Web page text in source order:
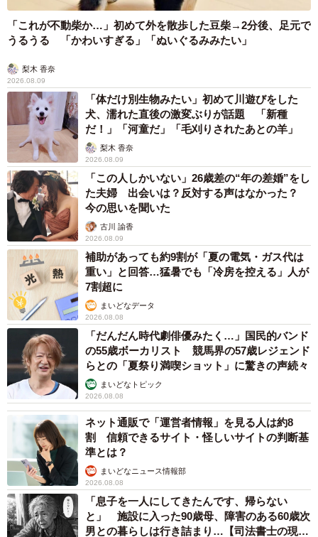
5/8
高校生の頃に描いた漫画
「コマ割りも絵柄も内容も薄っぺらく、プロを目指してい
たとは思えない作品でしたが、その未熟な漫画が“生きる
道”へ戻してくれたんです」
もう一度、漫画を描きたい。そう感じ、独学で漫画を勉
強。2年前からSNSなどで自作漫画を配信し始めた。
漫画の舞台を“あの世”にしている深いワケとは？
病院で働く中で多くの患者と関わり、命の尊さを痛感して
きたとらじろうさん。現実世界で亡くなった方が助かった
り、死後に元気にしていたりする姿を描きたいという思い
から、作品の舞台は、“あの世”だ。
例えば、『夏になったらやってくる！死神のクワガタのお
兄ちゃん』は拡張型心筋症という大病を患う男の子が主人
公。外に出ることなく、静かに旅立とうとしていた男の子
がクワガタを持った死神との出会いを機に命が救われ、人
生を謳歌するというストーリーだ。
「これが不動柴か…」初めて外を散歩した豆柴→2分後、足元で
うるうる 「かわいすぎる」「ぬいぐるみみたい」
梨木 香奈
2026.08.09
「体だけ別生物みたい」初めて川遊びをした
犬、濡れた直後の激変ぶりが話題 「新種
だ！」「河童だ」「毛刈りされたあとの羊」
梨木 香奈
2026.08.09
「この人しかいない」26歳差の“年の差婚”をし
た夫婦 出会いは？反対する声はなかった？
今の思いを聞いた
古川 諭香
2026.08.09
補助があっても約9割が「夏の電気・ガス代は
重い」と回答…猛暑でも「冷房を控える」人が
7割超に
まいどなデータ
2026.08.08
「だんだん時代劇俳優みたく…」国民的バンド
の55歳ボーカリスト 競馬界の57歳レジェンド
らとの「夏祭り満喫ショット」に驚きの声続々
まいどなトピック
2026.08.08
ネット通販で「運営者情報」を見る人は約8
割 信頼できるサイト・怪しいサイトの判断基
準とは？
まいどなニュース情報部
2026.08.08
「息子を一人にしてきたんです、帰らない
と」 施設に入った90歳母、障害のある60歳次
男との暮らしは行き詰まり…【司法書士の現場